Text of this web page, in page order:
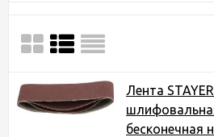
Лента
бесконечная